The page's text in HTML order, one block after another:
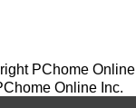
PChome Online
Online Inc.